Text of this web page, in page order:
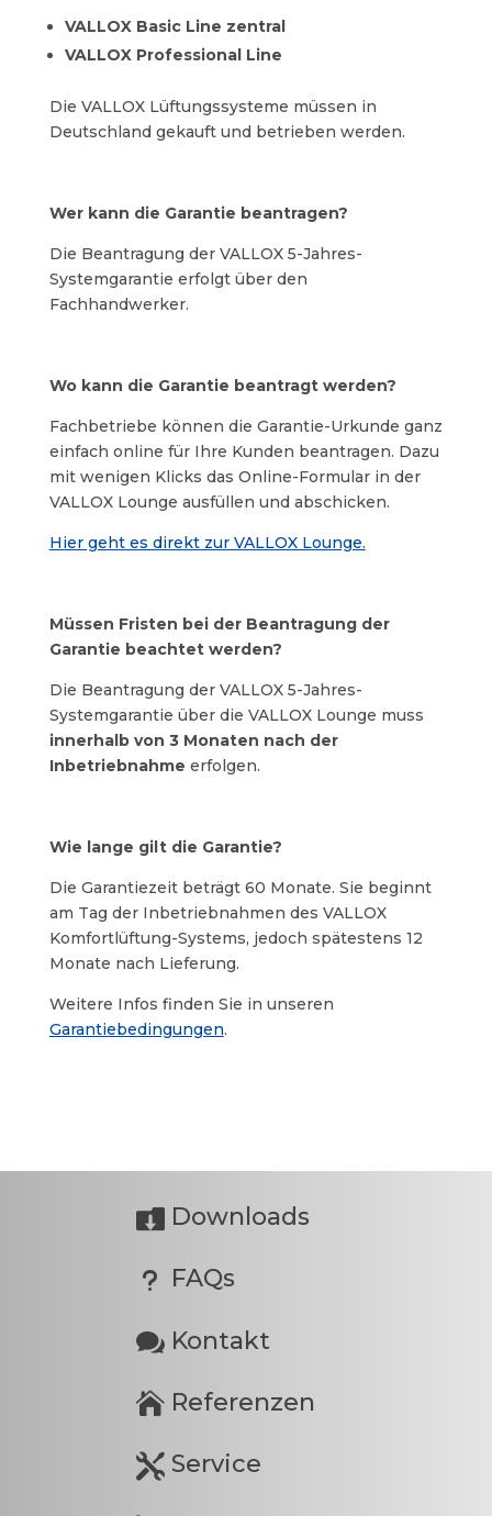
VALLOX Basic Line zentral
VALLOX Professional Line
Die VALLOX Lüftungssysteme müssen in
Deutschland gekauft und betrieben werden.
Wer kann die Garantie beantragen?
Die Beantragung der VALLOX 5-Jahres-
Systemgarantie erfolgt über den
Fachhandwerker.
Wo kann die Garantie beantragt werden?
Fachbetriebe können die Garantie-Urkunde ganz
einfach online für Ihre Kunden beantragen. Dazu
mit wenigen Klicks das Online-Formular in der
VALLOX Lounge ausfüllen und abschicken.
Hier geht es direkt zur VALLOX Lounge.
Müssen Fristen bei der Beantragung der
Garantie beachtet werden?
Die Beantragung der VALLOX 5-Jahres-
Systemgarantie über die VALLOX Lounge muss
innerhalb von 3 Monaten nach der
Inbetriebnahme erfolgen.
Wie lange gilt die Garantie?
Die Garantiezeit beträgt 60 Monate. Sie beginnt
am Tag der Inbetriebnahmen des VALLOX
Komfortlüftung-Systems, jedoch spätestens 12
Monate nach Lieferung.
Weitere Infos finden Sie in unseren
Garantiebedingungen.
 Downloads
u FAQs
Kontakt
Referenzen
Service